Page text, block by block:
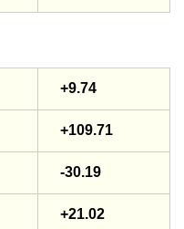
+9.74
+109.71
-30.19
+21.02